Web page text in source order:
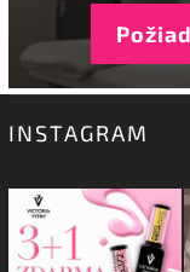
INSTAGRAM